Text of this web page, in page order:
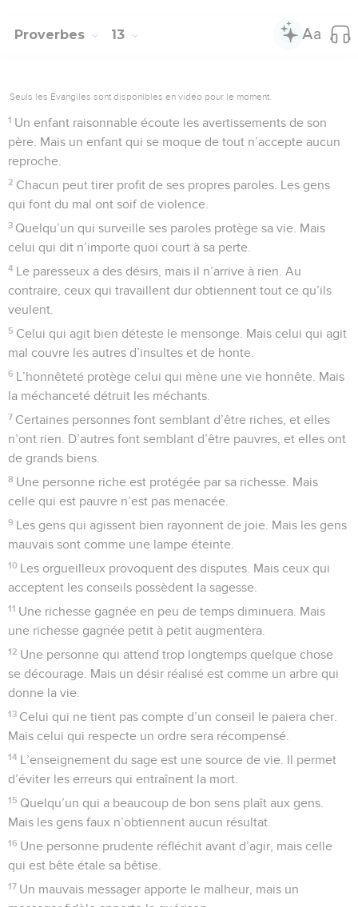
Proverbes 13
Seuls les Évangiles sont disponibles en vidéo pour le moment.
1 Un enfant raisonnable écoute les avertissements de son
père. Mais un enfant qui se moque de tout n’accepte aucun
reproche.
2 Chacun peut tirer profit de ses propres paroles. Les gens
qui font du mal ont soif de violence.
3 Quelqu’un qui surveille ses paroles protège sa vie. Mais
celui qui dit n’importe quoi court à sa perte.
4 Le paresseux a des désirs, mais il n’arrive à rien. Au
contraire, ceux qui travaillent dur obtiennent tout ce qu’ils
veulent.
5 Celui qui agit bien déteste le mensonge. Mais celui qui agit
mal couvre les autres d’insultes et de honte.
6 L’honnêteté protège celui qui mène une vie honnête. Mais
la méchanceté détruit les méchants.
7 Certaines personnes font semblant d’être riches, et elles
n’ont rien. D’autres font semblant d’être pauvres, et elles ont
de grands biens.
8 Une personne riche est protégée par sa richesse. Mais
celle qui est pauvre n’est pas menacée.
9 Les gens qui agissent bien rayonnent de joie. Mais les gens
mauvais sont comme une lampe éteinte.
10 Les orgueilleux provoquent des disputes. Mais ceux qui
acceptent les conseils possèdent la sagesse.
11 Une richesse gagnée en peu de temps diminuera. Mais
une richesse gagnée petit à petit augmentera.
12 Une personne qui attend trop longtemps quelque chose
se décourage. Mais un désir réalisé est comme un arbre qui
donne la vie.
13 Celui qui ne tient pas compte d’un conseil le paiera cher.
Mais celui qui respecte un ordre sera récompensé.
14 L’enseignement du sage est une source de vie. Il permet
d’éviter les erreurs qui entraînent la mort.
15 Quelqu’un qui a beaucoup de bon sens plaît aux gens.
Mais les gens faux n’obtiennent aucun résultat.
16 Une personne prudente réfléchit avant d’agir, mais celle
qui est bête étale sa bêtise.
17 Un mauvais messager apporte le malheur, mais un